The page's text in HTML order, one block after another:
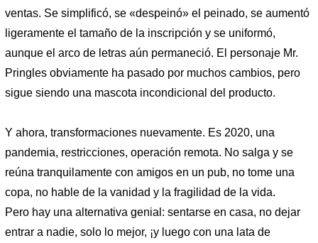
ventas. Se simplificó, se «despeinó» el peinado, se aumentó
ligeramente el tamaño de la inscripción y se uniformó,
aunque el arco de letras aún permaneció. El personaje Mr.
Pringles obviamente ha pasado por muchos cambios, pero
sigue siendo una mascota incondicional del producto.
Y ahora, transformaciones nuevamente. Es 2020, una
pandemia, restricciones, operación remota. No salga y se
reúna tranquilamente con amigos en un pub, no tome una
copa, no hable de la vanidad y la fragilidad de la vida.
Pero hay una alternativa genial: sentarse en casa, no dejar
entrar a nadie, solo lo mejor, ¡y luego con una lata de